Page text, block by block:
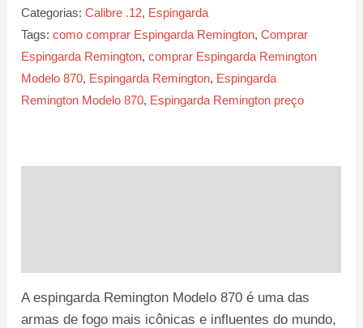
quantidade
Categorias:Calibre .12, Espingarda
Tags:como comprar Espingarda Remington,Comprar
Espingarda Remington,comprar Espingarda Remington
Modelo 870, Espingarda Remington, Espingarda
Remington Modelo 870, Espingarda Remington preço
A espingarda Remington Modelo 870 é uma das
armas de fogo mais icônicas e influentes do mundo,